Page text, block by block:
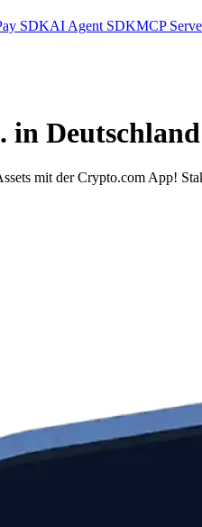
SDKAI Agent SDKMCP
mit der Crypto.com App!